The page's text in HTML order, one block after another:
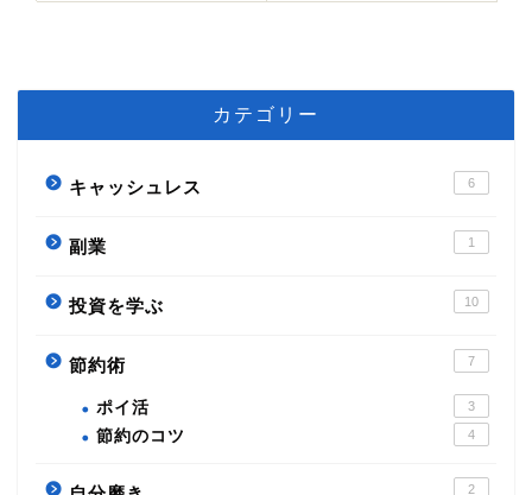
カテゴリー
キャッシュレス 6
副業 1
投資を学ぶ 10
節約術 7
ポイ活 3
節約のコツ 4
2